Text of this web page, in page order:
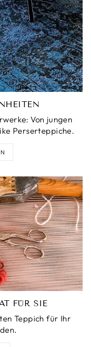
Von jungen
Perserteppiche.
FÜR SIE
Teppich für Ihr